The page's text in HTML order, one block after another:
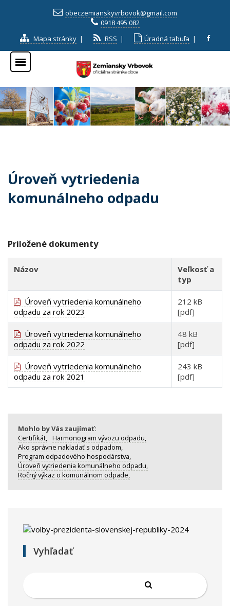
obeczemianskyvrbovok@gmail.com
0918 495 082
Mapa stránky | RSS | Úradná tabuľa |
Úroveň vytriedenia
komunálneho odpadu
Priložené dokumenty
Názov
Veľkosť a
typ
Úroveň vytriedenia komunálneho
odpadu za rok 2023
212 kB
[pdf]
Úroveň vytriedenia komunálneho
odpadu za rok 2022
48 kB
[pdf]
Úroveň vytriedenia komunálneho
odpadu za rok 2021
243 kB
[pdf]
Mohlo by Vás zaujímať:
Certifikát, Harmonogram vývozu odpadu,
Ako správne nakladať s odpadom,
Program odpadového hospodárstva,
Úroveň vytriedenia komunálneho odpadu,
Ročný výkaz o komunálnom odpade,
Vyhľadať